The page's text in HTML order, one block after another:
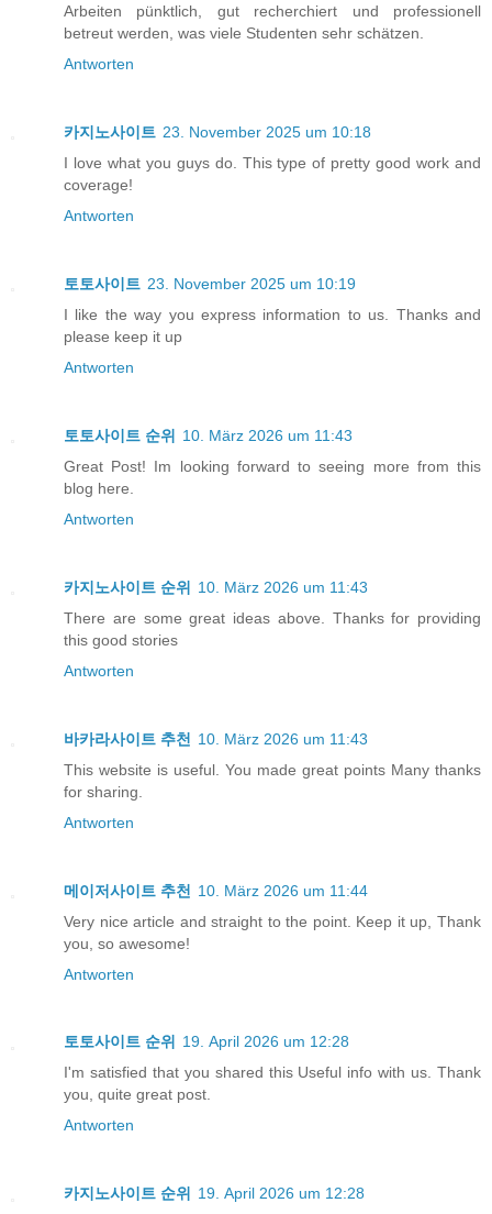
Arbeiten pünktlich, gut recherchiert und professionell
betreut werden, was viele Studenten sehr schätzen.
Antworten
카지노사이트 23. November 2025 um 10:18
I love what you guys do. This type of pretty good work and
coverage!
Antworten
토토사이트 23. November 2025 um 10:19
I like the way you express information to us. Thanks and
please keep it up
Antworten
토토사이트 순위 10. März 2026 um 11:43
Great Post! Im looking forward to seeing more from this
blog here.
Antworten
카지노사이트 순위 10. März 2026 um 11:43
There are some great ideas above. Thanks for providing
this good stories
Antworten
바카라사이트 추천 10. März 2026 um 11:43
This website is useful. You made great points Many thanks
for sharing.
Antworten
메이저사이트 추천 10. März 2026 um 11:44
Very nice article and straight to the point. Keep it up, Thank
you, so awesome!
Antworten
토토사이트 순위
19. April 2026 um 12:28
I'm satisfied that you shared this Useful info with us. Thank
you, quite great post.
Antworten
카지노사이트 순위
19. April 2026 um 12:28